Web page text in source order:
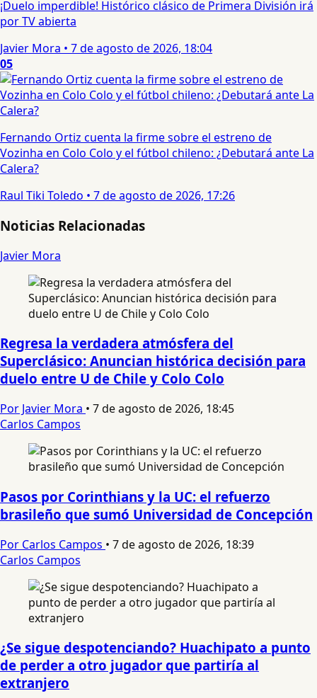
¡Duelo imperdible! Histórico clásico de Primera División irá
por TV abierta
Javier Mora • 7 de agosto de 2026, 18:04
05
Fernando Ortiz cuenta la firme sobre el estreno de
Vozinha en Colo Colo y el fútbol chileno: ¿Debutará ante La
Calera?
Raul Tiki Toledo • 7 de agosto de 2026, 17:26
Noticias Relacionadas
Javier Mora
Regresa la verdadera atmósfera del
Superclásico: Anuncian histórica decisión para
duelo entre U de Chile y Colo Colo
Por Javier Mora • 7 de agosto de 2026, 18:45
Carlos Campos
Pasos por Corinthians y la UC: el refuerzo
brasileño que sumó Universidad de Concepción
Por Carlos Campos • 7 de agosto de 2026, 18:39
Carlos Campos
¿Se sigue despotenciando? Huachipato a punto
de perder a otro jugador que partiría al
extranjero